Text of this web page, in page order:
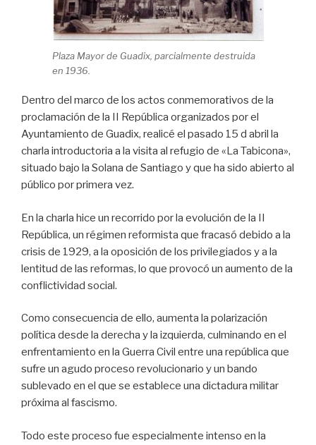
Plaza Mayor de Guadix, parcialmente destruida
en 1936.
Dentro del marco de los actos conmemorativos de la
proclamación de la II República organizados por el
Ayuntamiento de Guadix, realicé el pasado 15 d abril la
charla introductoria a la visita al refugio de «La Tabicona»,
situado bajo la Solana de Santiago y que ha sido abierto al
público por primera vez.
En la charla hice un recorrido por la evolución de la II
República, un régimen reformista que fracasó debido a la
crisis de 1929, a la oposición de los privilegiados y a la
lentitud de las reformas, lo que provocó un aumento de la
conflictividad social.
Como consecuencia de ello, aumenta la polarización
política desde la derecha y la izquierda, culminando en el
enfrentamiento en la Guerra Civil entre una república que
sufre un agudo proceso revolucionario y un bando
sublevado en el que se establece una dictadura militar
próxima al fascismo.
Todo este proceso fue especialmente intenso en la